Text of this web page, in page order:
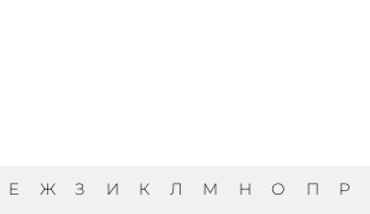
Е Ж З И К Л М Н О П Р